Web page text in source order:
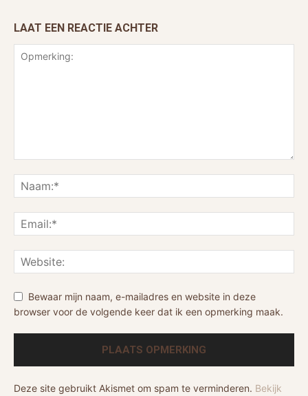
LAAT EEN REACTIE ACHTER
Bewaar mijn naam, e-mailadres en website in deze
browser voor de volgende keer dat ik een opmerking maak.
Deze site gebruikt Akismet om spam te verminderen. Bekijk